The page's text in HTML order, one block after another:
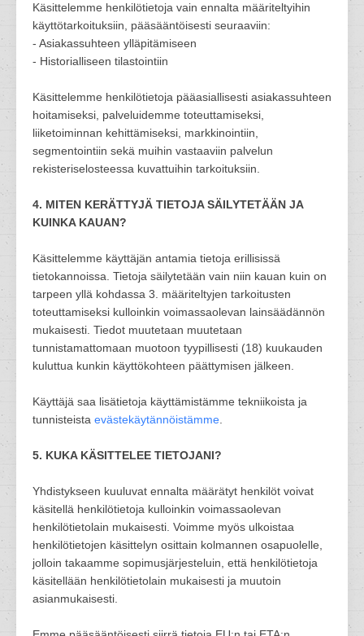
Käsittelemme henkilötietoja vain ennalta määriteltyihin
käyttötarkoituksiin, pääsääntöisesti seuraaviin:
- Asiakassuhteen ylläpitämiseen
- Historialliseen tilastointiin
Käsittelemme henkilötietoja pääasiallisesti asiakassuhteen
hoitamiseksi, palveluidemme toteuttamiseksi,
liiketoiminnan kehittämiseksi, markkinointiin,
segmentointiin sekä muihin vastaaviin palvelun
rekisteriselosteessa kuvattuihin tarkoituksiin.
4. MITEN KERÄTTYJÄ TIETOJA SÄILYTETÄÄN JA
KUINKA KAUAN?
Käsittelemme käyttäjän antamia tietoja erillisissä
tietokannoissa. Tietoja säilytetään vain niin kauan kuin on
tarpeen yllä kohdassa 3. määriteltyjen tarkoitusten
toteuttamiseksi kulloinkin voimassaolevan lainsäädännön
mukaisesti. Tiedot muutetaan muutetaan
tunnistamattomaan muotoon tyypillisesti (18) kuukauden
kuluttua kunkin käyttökohteen päättymisen jälkeen.
Käyttäjä saa lisätietoja käyttämistämme tekniikoista ja
tunnisteista evästekäytännöistämme
5. KUKA KÄSITTELEE TIETOJANI?
Yhdistykseen kuuluvat ennalta määrätyt henkilöt voivat
käsitellä henkilötietoja kulloinkin voimassaolevan
henkilötietolain mukaisesti. Voimme myös ulkoistaa
henkilötietojen käsittelyn osittain kolmannen osapuolelle,
jolloin takaamme sopimusjärjesteluin, että henkilötietoja
käsitellään henkilötietolain mukaisesti ja muutoin
asianmukaisesti.